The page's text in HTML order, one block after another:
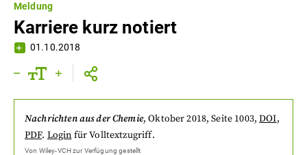
Meldung
Karriere kurz notiert
01.10.2018
Nachrichten aus der Chemie,Oktober 2018, Seite 1003,DOI,
PDF. Login für Volltextzugriff.
Von Wiley-VCHzur Verfügung gestellt